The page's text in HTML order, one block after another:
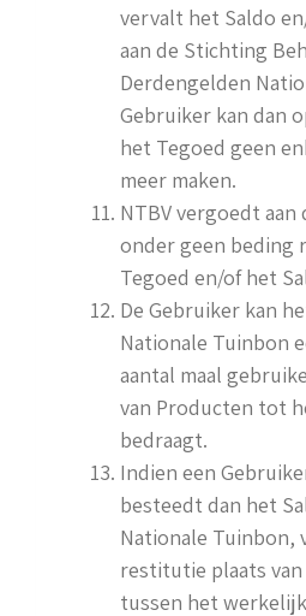
vervalt het Saldo
aan de Stichting
Derdengelden
Gebruiker kan dan
het Tegoed geen
meer maken.
NTBV vergoedt aan
onder geen beding
Tegoed en/of het
De Gebruiker kan
Nationale Tuinbon
aantal maal
van Producten tot
bedraagt.
Indien een
besteedt dan het
Nationale Tuinbon,
restitutie plaats
tussen het